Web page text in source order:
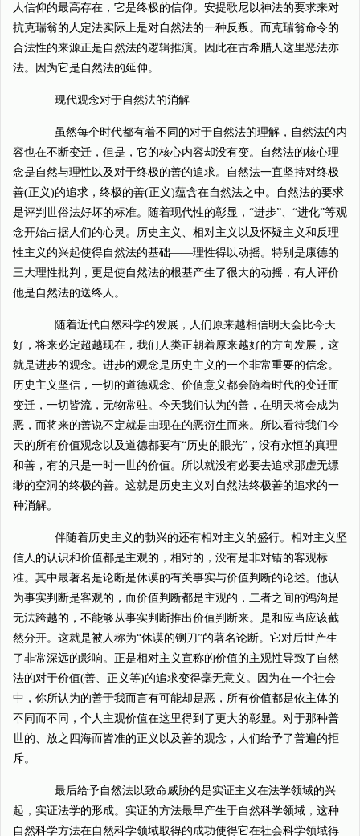
人信仰的最高存在，它是终极的信仰。安提歌尼以神法的要求来对
抗克瑞翁的人定法实际上是对自然法的一种反叛。而克瑞翁命令的
合法性的来源正是自然法的逻辑推演。因此在古希腊人这里恶法亦
法。因为它是自然法的延伸。
现代观念对于自然法的消解
虽然每个时代都有着不同的对于自然法的理解，自然法的内
容也在不断变迁，但是，它的核心内容却没有变。自然法的核心理
念是自然与理性以及对于终极的善的追求。自然法一直坚持对终极
善(正义)的追求，终极的善(正义)蕴含在自然法之中。自然法的要求
是评判世俗法好坏的标准。随着现代性的彰显，“进步”、“进化”等观
念开始占据人们的心灵。历史主义、相对主义以及怀疑主义和反理
性主义的兴起使得自然法的基础——理性得以动摇。特别是康德的
三大理性批判，更是使自然法的根基产生了很大的动摇，有人评价
他是自然法的送终人。
随着近代自然科学的发展，人们原来越相信明天会比今天
好，将来必定超越现在，我们人类正朝着原来越好的方向发展，这
就是进步的观念。进步的观念是历史主义的一个非常重要的信念。
历史主义坚信，一切的道德观念、价值意义都会随着时代的变迁而
变迁，一切皆流，无物常驻。今天我们认为的善，在明天将会成为
恶，而将来的善说不定就是由现在的恶衍生而来。所以看待我们今
天的所有价值观念以及道德都要有“历史的眼光”，没有永恒的真理
和善，有的只是一时一世的价值。所以就没有必要去追求那虚无缥
缈的空洞的终极的善。这就是历史主义对自然法终极善的追求的一
种消解。
伴随着历史主义的勃兴的还有相对主义的盛行。相对主义坚
信人的认识和价值都是主观的，相对的，没有是非对错的客观标
准。其中最著名是论断是休谟的有关事实与价值判断的论述。他认
为事实判断是客观的，而价值判断都是主观的，二者之间的鸿沟是
无法跨越的，不能够从事实判断推出价值判断来。是和应当应该截
然分开。这就是被人称为“休谟的铡刀”的著名论断。它对后世产生
了非常深远的影响。正是相对主义宣称的价值的主观性导致了自然
法的对于价值(善、正义等)的追求变得毫无意义。因为在一个社会
中，你所认为的善于我而言有可能却是恶，所有价值都是依主体的
不同而不同，个人主观价值在这里得到了更大的彰显。对于那种普
世的、放之四海而皆准的正义以及善的观念，人们给予了普遍的拒
斥。
最后给予自然法以致命威胁的是实证主义在法学领域的兴
起，实证法学的形成。实证的方法最早产生于自然科学领域，这种
自然科学方法在自然科学领域取得的成功使得它在社会科学领域得